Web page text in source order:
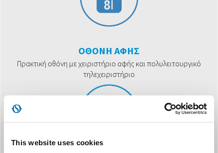
This website uses cookies
ΟΘΟΝΗ ΑΦΗΣ
Πρακτική οθόνη με χειριστήριο αφής και πολυλειτουργικό
τηλεχειριστήριο